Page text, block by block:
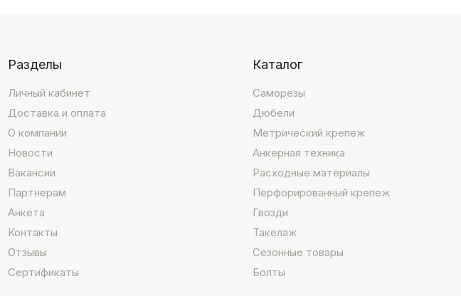
Разделы
Личный кабинет
Доставка и оплата
О компании
Новости
Вакансии
Партнерам
Анкета
Контакты
Отзывы
Сертификаты
Каталог
Саморезы
Дюбели
Метрический крепеж
Анкерная техника
Расходные материалы
Перфорированный крепеж
Гвозди
Такелаж
Сезонные товары
Болты